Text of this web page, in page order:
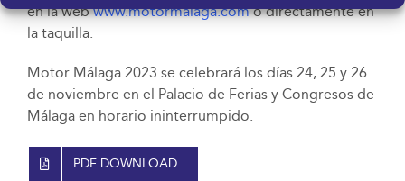
en la webwww.motormalaga.como directamente en
la taquilla.
Motor Málaga 2023 se celebrará los días 24, 25 y 26
de noviembre en el Palacio de Ferias y Congresos de
Málaga en horario ininterrumpido.
PDF DOWNLOAD